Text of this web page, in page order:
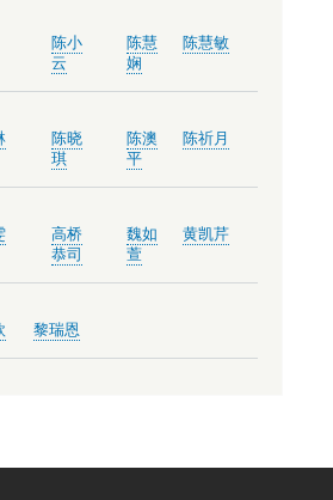
陈小
云
陈慧
娴
陈慧敏
陈晓
琪
陈澳
平
陈祈月
高桥
恭司
魏如
萱
黄凯芹
黎瑞恩